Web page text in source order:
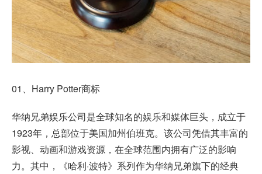
01、Harry Potter商标
华纳兄弟娱乐公司是全球知名的娱乐和媒体巨头，成立于
1923年，总部位于美国加州伯班克。该公司凭借其丰富的
影视、动画和游戏资源，在全球范围内拥有广泛的影响
力。其中，《哈利·波特》系列作为华纳兄弟旗下的经典